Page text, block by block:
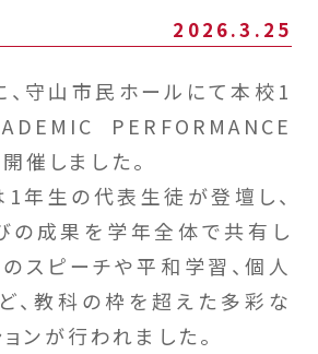
2026.3.25
守山市民ホールにて本校1
PERFORMANCE
催しました。
年生の代表生徒が登壇し、
の成果を学年全体で共有し
スピーチや平和学習、個人
、教科の枠を超えた多彩な
ンが行われました。